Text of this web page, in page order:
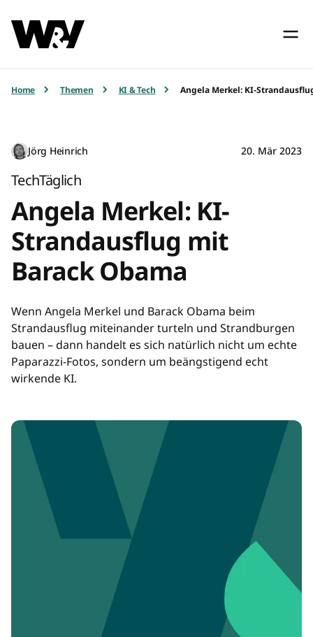
Home Themen KI & Tech Angela Merkel: KI-
Jörg Heinrich 20. Mär 2023
TechTäglich
Angela Merkel: KI-
Strandausflug mit
Barack Obama
Wenn Angela Merkel und Barack Obama beim
Strandausflug miteinander turteln und Strandburgen
bauen – dann handelt es sich natürlich nicht um echte
Paparazzi-Fotos, sondern um beängstigend echt
wirkende KI.